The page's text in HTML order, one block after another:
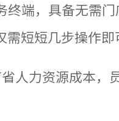
端，具备无需
短短几步操作即
人力资源成本